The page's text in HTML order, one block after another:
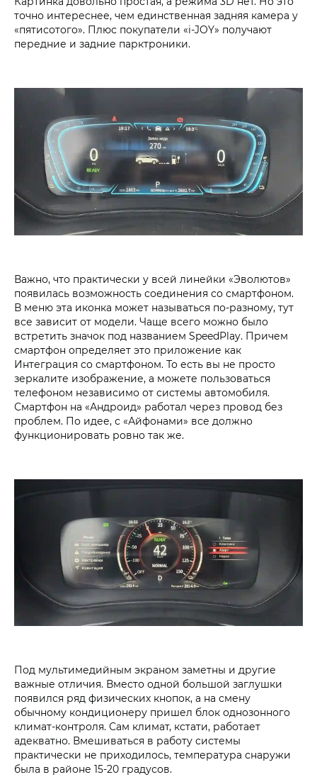
точно интереснее, чем единственная задняя камера у
«пятисотого». Плюс покупатели «i‑JOY» получают
передние и задние парктроники.
Важно, что практически у всей линейки «Эволютов»
появилась возможность соединения со смартфоном.
В меню эта иконка может называться по-разному, тут
все зависит от модели. Чаще всего можно было
встретить значок под названием SpeedPlay. Причем
смартфон определяет это приложение как
Интеграция со смартфоном. То есть вы не просто
зеркалите изображение, а можете пользоваться
телефоном независимо от системы автомобиля.
Смартфон на «Андроид» работал через провод без
проблем. По идее, с «Айфонами» все должно
функционировать ровно так же.
Под мультимедийным экраном заметны и другие
важные отличия. Вместо одной большой заглушки
появился ряд физических кнопок, а на смену
обычному кондиционеру пришел блок однозонного
климат-контроля. Сам климат, кстати, работает
адекватно. Вмешиваться в работу системы
практически не приходилось, температура снаружи
была в районе 15-20 градусов.